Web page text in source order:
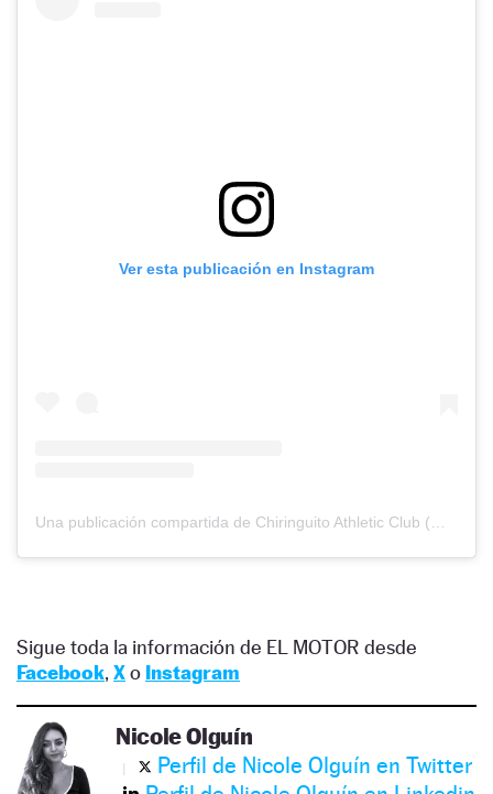
Ver esta publicación en Instagram
Una publicación compartida de Chiringuito Athletic Club (@chiringuitodelathletic)
Sigue toda la información de EL MOTOR desde
Facebook, Xo Instagram
Nicole Olguín
Perfil de Nicole Olguín en Twitter